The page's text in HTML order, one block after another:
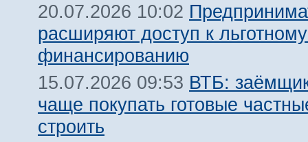
20.07.2026 10:02
расширяют доступ к
финансированию
15.07.2026 09:53 ВТБ:
чаще покупать готовые
строить